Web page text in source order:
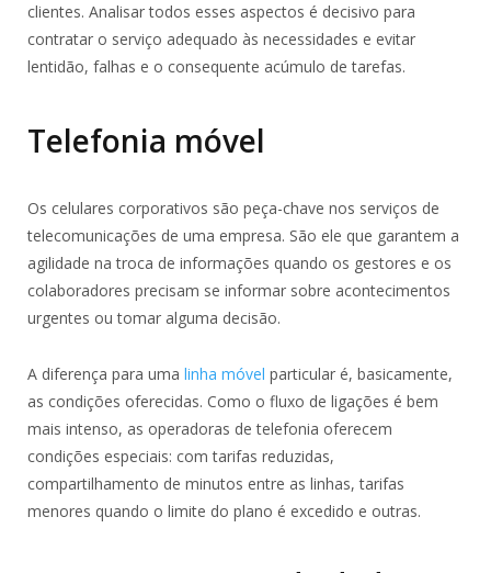
clientes. Analisar todos esses aspectos é decisivo para
contratar o serviço adequado às necessidades e evitar
lentidão, falhas e o consequente acúmulo de tarefas.
Telefonia móvel
Os celulares corporativos são peça-chave nos serviços de
telecomunicações de uma empresa. São ele que garantem a
agilidade na troca de informações quando os gestores e os
colaboradores precisam se informar sobre acontecimentos
urgentes ou tomar alguma decisão.
A diferença para uma linha móvel particular é, basicamente,
as condições oferecidas. Como o fluxo de ligações é bem
mais intenso, as operadoras de telefonia oferecem
condições especiais: com tarifas reduzidas,
compartilhamento de minutos entre as linhas, tarifas
menores quando o limite do plano é excedido e outras.